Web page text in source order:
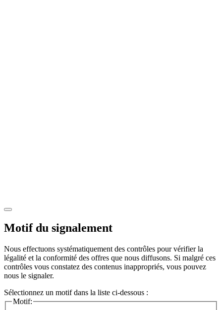
Motif du signalement
Nous effectuons systématiquement des contrôles pour vérifier la
légalité et la conformité des offres que nous diffusons. Si malgré ces
contrôles vous constatez des contenus inappropriés, vous pouvez
nous le signaler.
Sélectionnez un motif dans la liste ci-dessous :
Motif: